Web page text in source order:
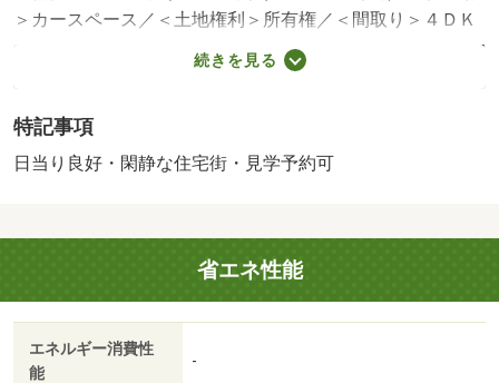
＞カースペース／＜土地権利＞所有権／＜間取り＞４ＤＫ
／＜特徴＞■土地面積約２３．３１坪■４ＤＫ■駐車１台可■
閑静な住宅地、システムキッチン・陽当り良好・閑静な住
販売戸数：1戸
続きを見る
特記事項
日当り良好・閑静な住宅街・見学予約可
省エネ性能
エネルギー消費性
能
-